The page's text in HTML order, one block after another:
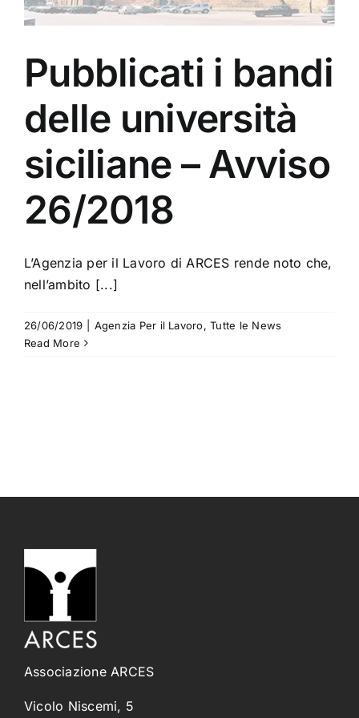
Pubblicati i bandi
delle università
siciliane – Avviso
26/2018
L’Agenzia per il Lavoro di ARCES rende noto che,
nell’ambito [...]
26/06/2019 Agenzia Per il Lavoro,Tutte le News
Read More
Associazione ARCES
Vicolo Niscemi, 5